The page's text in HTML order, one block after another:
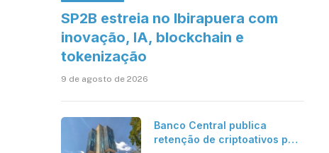
SP2B estreia no Ibirapuera com
inovação, IA, blockchain e
tokenização
9 de agosto de 2026
Banco Central publica
retenção de criptoativos por